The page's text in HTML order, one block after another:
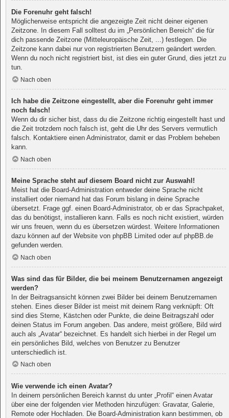
Die Forenuhr geht falsch!
Möglicherweise entspricht die angezeigte Zeit nicht deiner eigenen
Zeitzone. In diesem Fall solltest du im „Persönlichen Bereich“ die für
dich passende Zeitzone (Mitteleuropäische Zeit, ...) festlegen. Die
Zeitzone kann dabei nur von registrierten Benutzern geändert werden.
Wenn du noch nicht registriert bist, ist dies ein guter Grund, dies jetzt zu
tun.
Nach oben
Ich habe die Zeitzone eingestellt, aber die Forenuhr geht immer
noch falsch!
Wenn du dir sicher bist, dass du die Zeitzone richtig eingestellt hast und
die Zeit trotzdem noch falsch ist, geht die Uhr des Servers vermutlich
falsch. Kontaktiere einen Administrator, damit er das Problem beheben
kann.
Nach oben
Meine Sprache steht auf diesem Board nicht zur Auswahl!
Meist hat die Board-Administration entweder deine Sprache nicht
installiert oder niemand hat das Forum bislang in deine Sprache
übersetzt. Frage ggf. einen Board-Administrator, ob er das Sprachpaket,
das du benötigst, installieren kann. Falls es noch nicht existiert, würden
wir uns freuen, wenn du es übersetzen würdest. Weitere Informationen
dazu können auf der Website von phpBB Limited oder auf phpBB.de
gefunden werden.
Nach oben
Was sind das für Bilder, die bei meinem Benutzernamen angezeigt
werden?
In der Beitragsansicht können zwei Bilder bei deinem Benutzernamen
stehen. Eines dieser Bilder ist meist mit deinem Rang verknüpft: Oft
sind dies Sterne, Kästchen oder Punkte, die deine Beitragszahl oder
deinen Status im Forum angeben. Das andere, meist größere, Bild wird
auch als „Avatar“ bezeichnet. Es handelt sich hierbei in der Regel um
ein persönliches Bild, welches von Benutzer zu Benutzer
unterschiedlich ist.
Nach oben
Wie verwende ich einen Avatar?
In deinem persönlichen Bereich kannst du unter „Profil“ einen Avatar
über eine der folgenden vier Methoden hinzufügen: Gravatar, Galerie,
Remote oder Hochladen. Die Board-Administration kann bestimmen, ob